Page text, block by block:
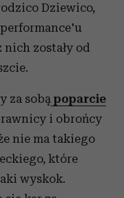
Dziewico,
zostały od
za sobą poparcie
i obrońcy
nie ma takiego
które
wyskok.